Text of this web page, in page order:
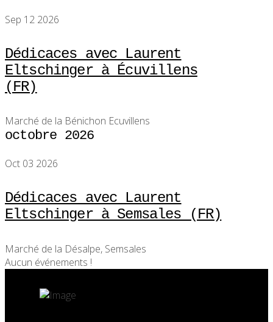
Sep 12 2026
Dédicaces avec Laurent
Eltschinger à Écuvillens
(FR)
Marché de la Bénichon Ecuvillens
octobre 2026
Oct 03 2026
Dédicaces avec Laurent
Eltschinger à Semsales (FR)
Marché de la Désalpe, Semsales
Aucun événements !